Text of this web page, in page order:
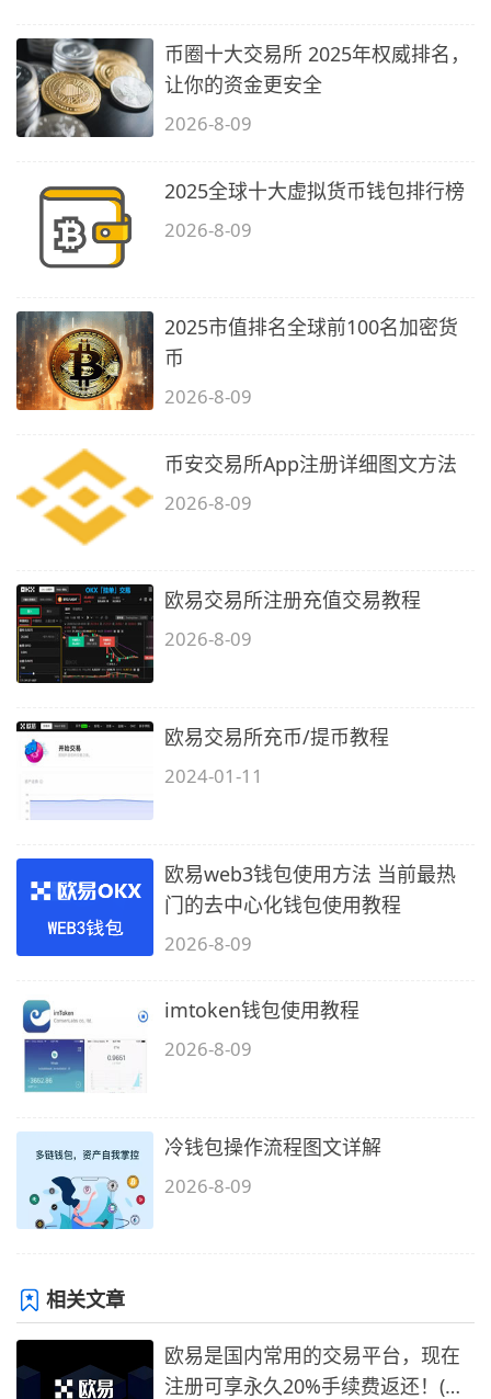
币圈十大交易所 2025年权威排名，
让你的资金更安全
2026-8-09
2025全球十大虚拟货币钱包排行榜
2026-8-09
2025市值排名全球前100名加密货
币
2026-8-09
币安交易所App注册详细图文方法
2026-8-09
欧易交易所注册充值交易教程
2026-8-09
欧易交易所充币/提币教程
2024-01-11
欧易web3钱包使用方法 当前最热
门的去中心化钱包使用教程
2026-8-09
imtoken钱包使用教程
2026-8-09
冷钱包操作流程图文详解
2026-8-09
相关文章
欧易是国内常用的交易平台，现在
注册可享永久20%手续费返还！(必